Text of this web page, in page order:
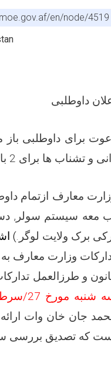
en/node/4519
داوطلبی
برای داوطلبی
و تشناب ها برای 2
معارف ازتمام
برک ولایت لوگر. (
وزارت معارف
و طرزالعمل
شنبه مورخ 27
/
جان خان وات ارائه
که تصدیق بررسی